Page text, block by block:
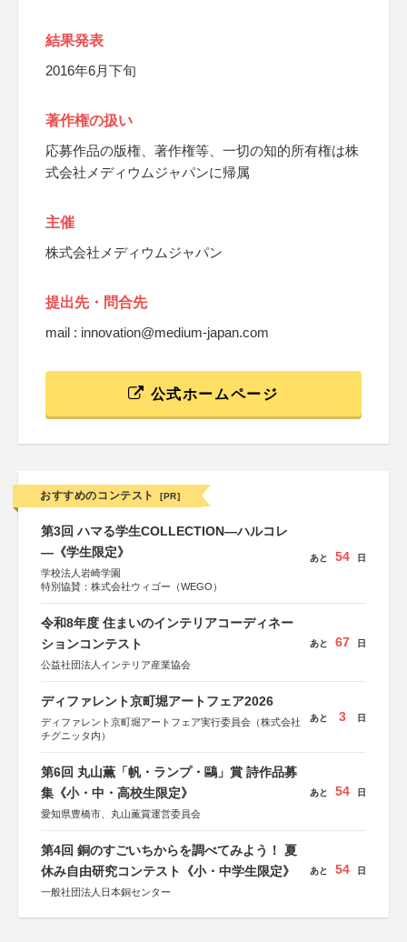
結果発表
2016年6月下旬
著作権の扱い
応募作品の版権、著作権等、一切の知的所有権は株
式会社メディウムジャパンに帰属
主催
株式会社メディウムジャパン
提出先・問合先
mail : innovation@medium-japan.com
公式ホームページ
おすすめのコンテスト [PR]
第3回 ハマる学生COLLECTION―ハルコレ
―《学生限定》
学校法人岩崎学園
特別協賛：株式会社ウィゴー（WEGO）
あと 54 日
令和8年度 住まいのインテリアコーディネー
ションコンテスト
公益社団法人インテリア産業協会
あと 67 日
ディファレント京町堀アートフェア2026
ディファレント京町堀アートフェア実行委員会（株式会社
チグニッタ内）
あと 3 日
第6回 丸山薫「帆・ランプ・鷗」賞 詩作品募
集《小・中・高校生限定》
愛知県豊橋市、丸山薫賞運営委員会
あと 54 日
第4回 銅のすごいちからを調べてみよう！ 夏
休み自由研究コンテスト《小・中学生限定》
一般社団法人日本銅センター
あと 54 日